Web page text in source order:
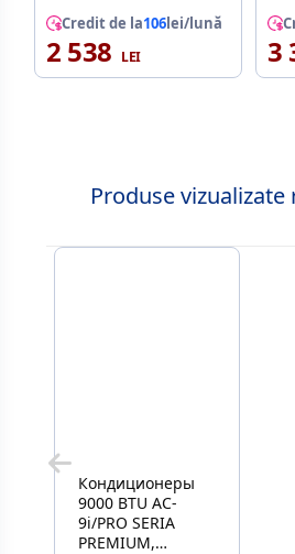
Credit de la106lei/lună
2 538 3
Produse vizualizate
Кондиционеры
9000 BTU AC-
9i/PRO SERIA
PREMIUM,